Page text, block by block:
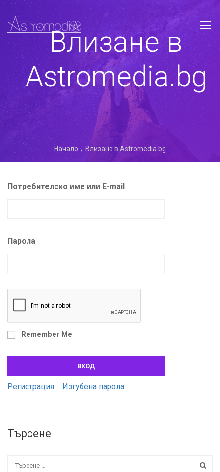
Влизане в
Astromedia.bg
Начало Влизане в Astromedia.bg
Потребителско име или E-mail
Парола
Remember Me
Регистрация Изгубена парола
Търсене